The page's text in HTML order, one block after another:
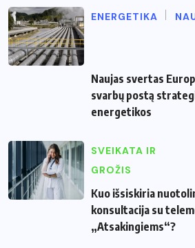
ENERGETIKA
Naujas svertas
svarbų postą
energetikos
SVEIKATA IR
GROŽIS
Kuo išsiskiria
konsultacija su
„Atsakingiems“?